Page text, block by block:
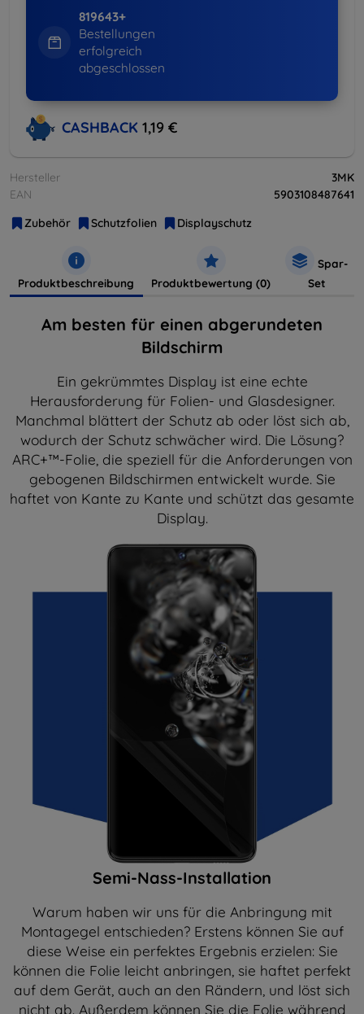
819643+
Bestellungen
erfolgreich
abgeschlossen
CASHBACK 1,19 €
Hersteller
3MK
EAN
5903108487641
Zubehör
Schutzfolien Displayschutz
Produktbeschreibung Produktbewertung (0)
Spar-
Set
Am besten für einen abgerundeten
Bildschirm
Ein gekrümmtes Display ist eine echte
Herausforderung für Folien- und Glasdesigner.
Manchmal blättert der Schutz ab oder löst sich ab,
wodurch der Schutz schwächer wird. Die Lösung?
ARC+™-Folie, die speziell für die Anforderungen von
gebogenen Bildschirmen entwickelt wurde. Sie
haftet von Kante zu Kante und schützt das gesamte
Display.
Semi-Nass-Installation
Warum haben wir uns für die Anbringung mit
Montagegel entschieden? Erstens können Sie auf
diese Weise ein perfektes Ergebnis erzielen: Sie
können die Folie leicht anbringen, sie haftet perfekt
auf dem Gerät, auch an den Rändern, und löst sich
nicht ab. Außerdem können Sie die Folie während